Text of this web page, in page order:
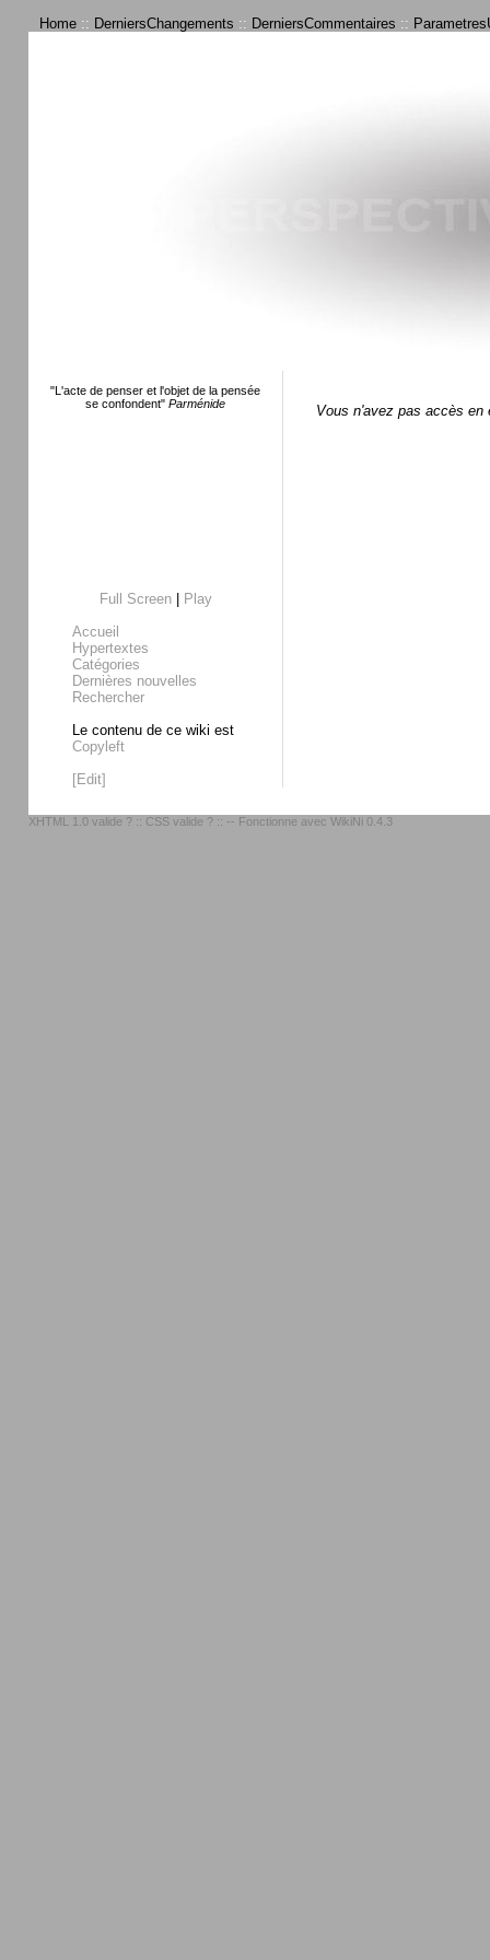
Home :: DerniersChangements :: DerniersCommentaires ::
"L'acte de penser et l'objet de la pensée
se confondent" Parménide
Full Screen|
Play
Accueil
Hypertextes
Catégories
Dernières nouvelles
Rechercher
Le contenu de ce wiki est
Copyleft
[Edit]
Vous n'avez pas accès en
XHTML 1.0 valide ? :: CSS valide ? :: -- Fonctionne avec WikiNi 0.4.3